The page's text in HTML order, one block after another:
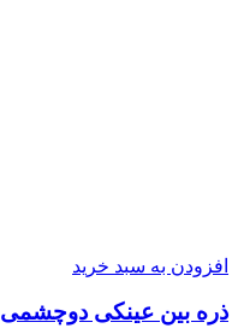
افزودن به سبد خرید
ذره بین عینکی دوچشمی 14 لنز مدل 21SX